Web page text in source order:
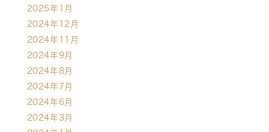
2025年1月
2024年12月
2024年11月
2024年9月
2024年8月
2024年7月
2024年6月
2024年3月